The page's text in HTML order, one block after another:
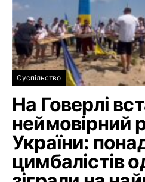
Суспільство
На Говерлі
неймовірний
України:
цимбалістів